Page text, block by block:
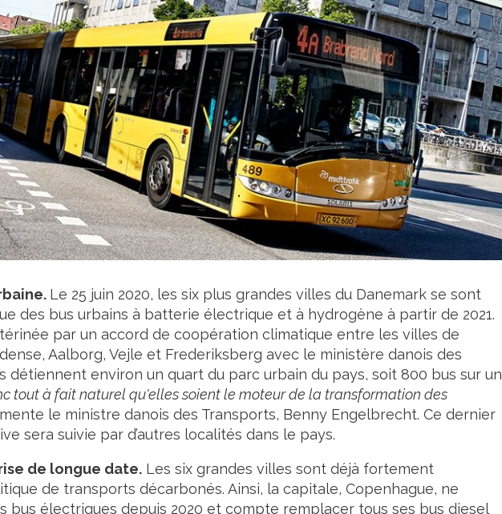
Le 25 juin 2020, les six plus grandes villes du Danemark se sont
des bus urbains à batterie électrique et à hydrogène à partir de 2021.
par un accord de coopération climatique entre les villes de
Aalborg, Vejle et Frederiksberg avec le ministère danois des
détiennent environ un quart du parc urbain du pays, soit 800 bus sur un
tout à fait naturel qu'elles soient le moteur de la transformation des
le ministre danois des Transports, Benny Engelbrecht. Ce dernier
sera suivie par d’autres localités dans le pays.
de longue date. Les six grandes villes sont déjà fortement
de transports décarbonés. Ainsi, la capitale, Copenhague, ne
bus électriques depuis 2020 et compte remplacer tous ses bus diesel